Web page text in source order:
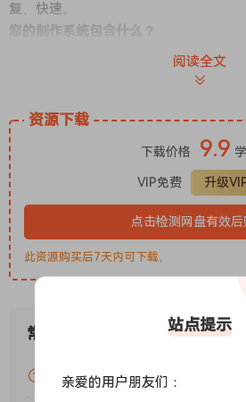
复、快速。
您的制作系统包含什么？
一个统一的硬核电子音乐生态系统——
效，保持音质的一致性，并打造出能够
想要完整的内容清单吗？
•KROSPER发电机套件（新）
•硬科技尖叫合集
•硬科技尖叫引擎
•尖叫锻造系统
•硬科技基础 •硬科技踢扩展
•踢击扩展轻量版
•踢击锻造（系统/包）
•硬伪掉落工具包
•冲击/人类（包）
•酸合集
•酸锻炉（系统）
阅读全文
资源下载
下载价格 9.9
VIP免费 升级
点击检测网盘有效
此资源购买后7天内可下载。
常见问题
VIP资源或免费资源能否做为商
站点提示
亲爱的用户朋友们：